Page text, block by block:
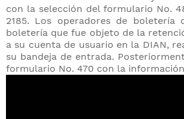
con la selección del formulario No.
2185. Los operadores de
boletería que fue objeto de la
a su cuenta de usuario en la DIAN,
su bandeja de entrada.
formulario No. 470 con la